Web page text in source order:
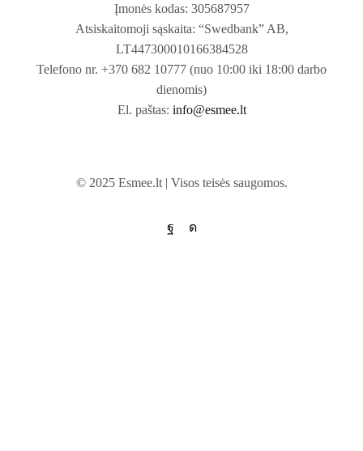
Įmonės kodas: 305687957
Atsiskaitomoji sąskaita: “Swedbank” AB,
LT447300010166384528
Telefono nr. +370 682 10777 (nuo 10:00 iki 18:00 darbo
dienomis)
El. paštas: info@esmee.lt
© 2025 Esmee.lt | Visos teisės saugomos.